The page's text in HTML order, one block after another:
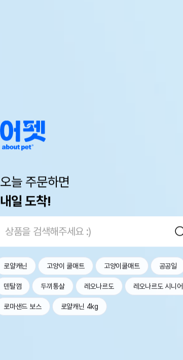
오늘 주문하면
내일 도착!
로얄캐닌 고양이 쿨매트 고양이쿨매트 공공일
덴탈껌 두끼통살 레오나르도 레오나르도 시니어
로마샌드 보스 로얄캐닌 4kg